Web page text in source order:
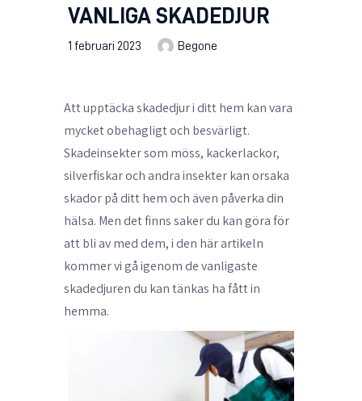
VANLIGA SKADEDJUR
1 februari 2023 Begone
Att upptäcka skadedjur i ditt hem kan vara
mycket obehagligt och besvärligt.
Skadeinsekter som möss, kackerlackor,
silverfiskar och andra insekter kan orsaka
skador på ditt hem och även påverka din
hälsa. Men det finns saker du kan göra för
att bli av med dem, i den här artikeln
kommer vi gå igenom de vanligaste
skadedjuren du kan tänkas ha fått in
hemma.